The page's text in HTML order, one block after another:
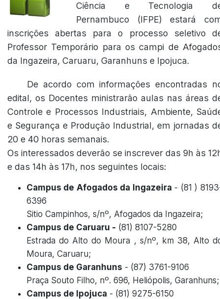
Ciência e Tecnologia
Pernambuco (IFPE) estará
inscrições abertas para o processo seletivo
Professor Temporário para os campi de
da Ingazeira, Caruaru, Garanhuns e Ipojuca.
De acordo com informações encontradas
edital, os Docentes ministrarão aulas nas áreas
Controle e Processos Industriais, Ambiente,
e Segurança e Produção Industrial, em jornadas
20 e 40 horas semanais.
Os interessados deverão se inscrever das 9h às
e das 14h às 17h, nos seguintes locais:
Campus de Afogados da Ingazeira - (81 )
6396
Sitio Campinhos, s/nº, Afogados da Ingazeira;
Campus de Caruaru - (81) 8107-5280
Estrada do Alto do Moura , s/nº, km 38, Alto
Moura, Caruaru;
Campus de Garanhuns - (87) 3761-9106
Praça Souto Filho, nº. 696, Heliópolis, Garanhuns;
Campus de Ipojuca - (81) 9275-6150